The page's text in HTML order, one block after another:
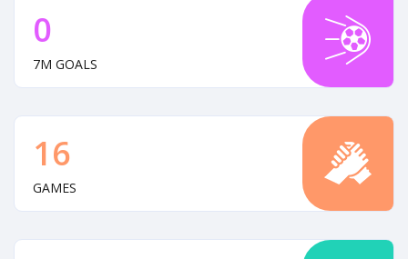
0
7M GOALS
16
GAMES